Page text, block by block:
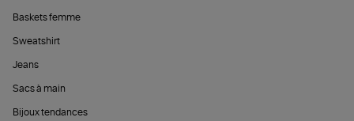
Baskets femme
Sweatshirt
Jeans
Sacs à main
Bijoux tendances